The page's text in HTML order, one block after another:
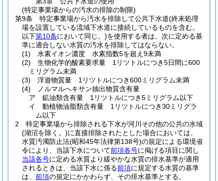
(特定事業場からの汚水の排除の制限)
第9条
特定事業場から汚水を排除して公共下水道(終末処理
場を設置している流域下水道に接続しているものを含む。
以下第10条において同じ。)を使用する者は、次に定める基
準に適合しない水質の汚水を排除してはならない。
(1)
水素イオン濃度 水素指数5を超え9未満
(2)
生物化学的酸素要求量 1リツトルにつき5日間に600
ミリグラム未満
(3)
浮遊物質量 1リツトルにつき600ミリグラム未満
(4)
ノルマルへキサン抽出物質含有量
ア
鉱油類含有量 1リツトルにつき5ミリグラム以下
イ
動植物油脂類含有量 1リツトルにつき30ミリグラ
ム以下
2
特定事業場から排除される下水が河川その他の公共の水域
(湖沼を除く。)に直接排除されたとした場合においては、
水質汚濁防止法(昭和45年法律第138号)の規定による環境省
令により、当該下水について前項各号に掲げる項目に関し
当該各号に定める水質より緩やかな水質の排水基準が適用
されるときは、当該下水に係る前項に規定する水質の基準
は、 前項の規定にかかわらず、その排水基準とする。